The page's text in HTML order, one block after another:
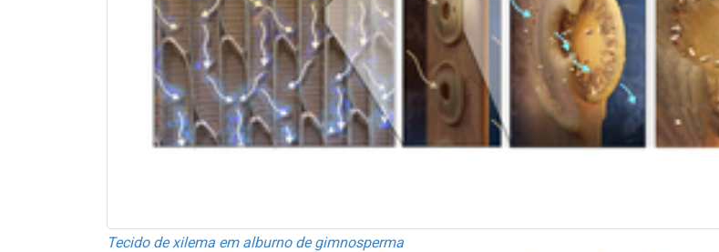
Tecido de xilema em alburno de gimnosperma